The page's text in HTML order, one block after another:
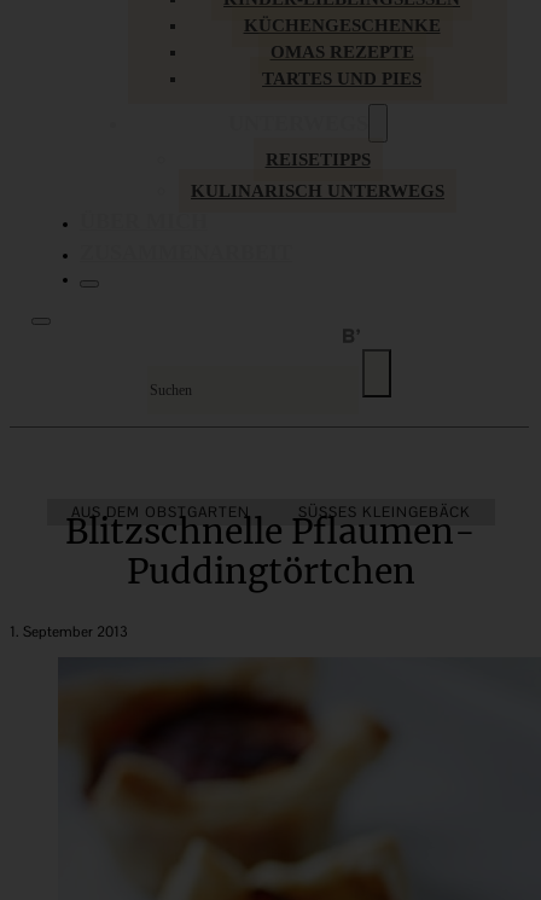
KÜCHENGESCHENKE
OMAS REZEPTE
TARTES UND PIES
REISETIPPS
KULINARISCH UNTERWEGS
AUS DEM OBSTGARTEN SÜSSES KLEINGEBÄCK
Blitzschnelle Pflaumen-
Puddingtörtchen
1. September 2013